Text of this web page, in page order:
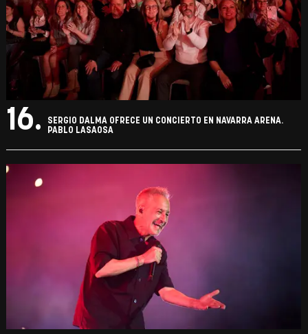
16.
SERGIO DALMA OFRECE UN CONCIERTO EN NAVARRA ARENA.
PABLO LASAOSA